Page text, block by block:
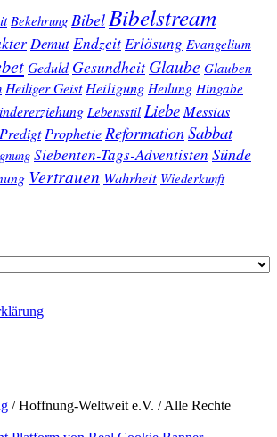
Bekehrung Bibel Bibelstream
Demut EndzeitErlösung Evangelium
Geduld Gesundheit Glaube Glauben
Heiliger Geist Heiligung Heilung Hingabe
Lebensstil Liebe Messias
Predigt Prophetie ReformationSabbat
Siebenten-Tags-Adventisten Sünde
Vertrauen Wahrheit Wiederkunft
/ Hoffnung-Weltweit e.V. / Alle Rechte